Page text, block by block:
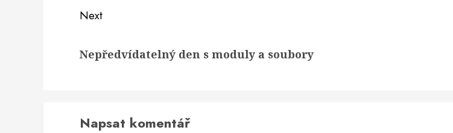
Next
post:
Nepředvídatelný den s moduly a soubory
Napsat komentář